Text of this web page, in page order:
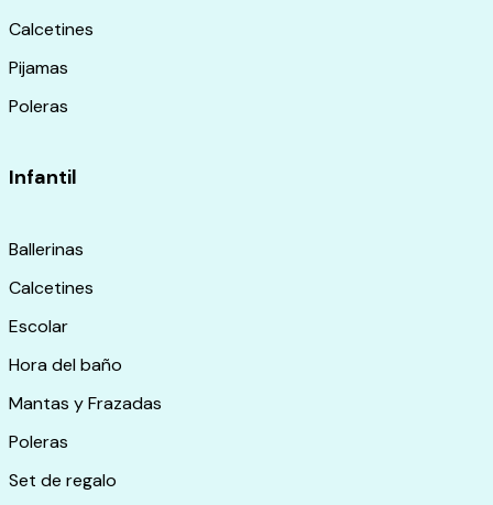
Calcetines
Pijamas
Poleras
Infantil
Ballerinas
Calcetines
Escolar
Hora del baño
Mantas y Frazadas
Poleras
Set de regalo